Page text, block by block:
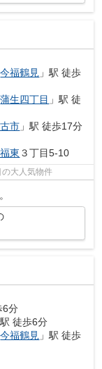
今福鶴見 」駅 徒歩
蒲生四丁目 」駅 徒
市 」駅 徒歩17分
東 ３丁目5-10
大人気物件
6分
駅 徒歩6分
今福鶴見 」駅 徒歩